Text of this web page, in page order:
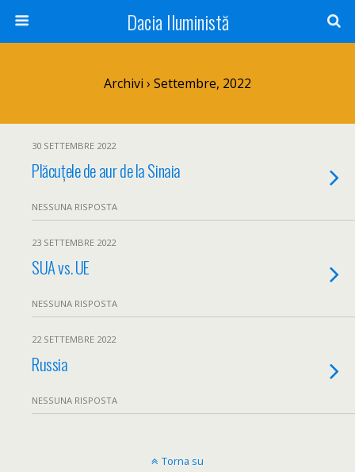
Dacia Iluministă
Archivi › Settembre, 2022
30 SETTEMBRE 2022
Plăcuțele de aur de la Sinaia
NESSUNA RISPOSTA
23 SETTEMBRE 2022
SUA vs. UE
NESSUNA RISPOSTA
22 SETTEMBRE 2022
Russia
NESSUNA RISPOSTA
Torna su